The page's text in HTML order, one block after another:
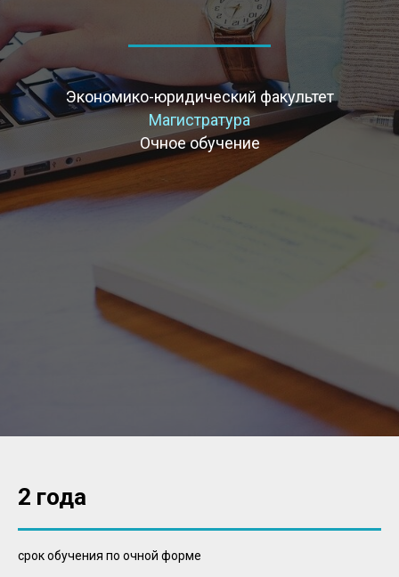
Экономико-юридический факультет
Магистратура
Очное обучение
2 года
срок обучения по очной форме